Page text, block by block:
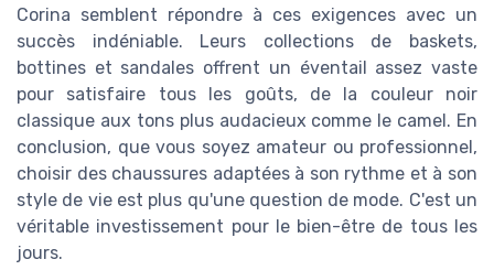
Corina semblent répondre à ces exigences avec un
succès indéniable. Leurs collections de baskets,
bottines et sandales offrent un éventail assez vaste
pour satisfaire tous les goûts, de la couleur noir
classique aux tons plus audacieux comme le camel. En
conclusion, que vous soyez amateur ou professionnel,
choisir des chaussures adaptées à son rythme et à son
style de vie est plus qu'une question de mode. C'est un
véritable investissement pour le bien-être de tous les
jours.